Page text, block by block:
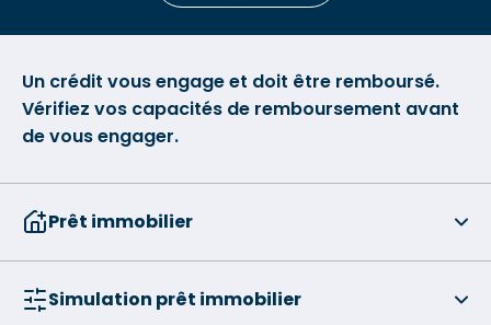
Un crédit vous engage et doit être remboursé.
Vérifiez vos capacités de remboursement avant
de vous engager.
Prêt immobilier
Simulation prêt immobilier